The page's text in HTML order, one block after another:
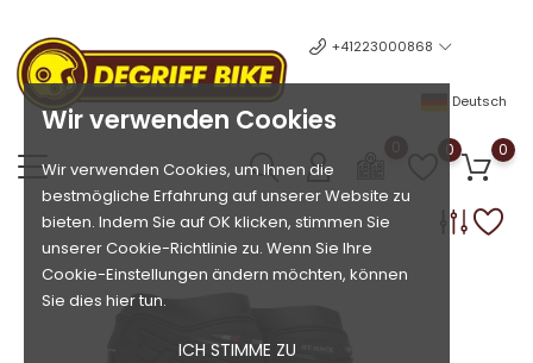
Wir verwenden Cookies
Wir verwenden Cookies, um Ihnen die
bestmögliche Erfahrung auf unserer Website zu
bieten. Indem Sie auf OK klicken, stimmen Sie
unserer Cookie-Richtlinie zu. Wenn Sie Ihre
Cookie-Einstellungen ändern möchten, können
Sie dies hier tun.
ICH STIMME ZU
+41223000868
Deutsch
0 0